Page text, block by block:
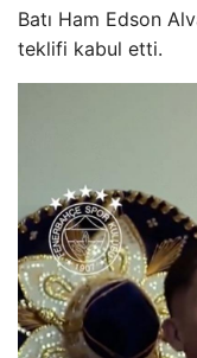
Batı Ham Edson
teklifi kabul etti.